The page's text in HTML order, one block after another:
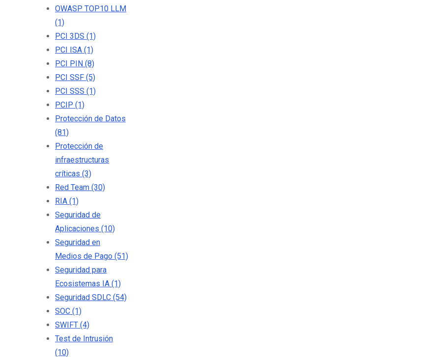
OWASP TOP10 LLM
(1)
PCI 3DS (1)
PCI ISA (1)
PCI PIN (8)
PCI SSF (5)
PCI SSS (1)
PCIP (1)
Protección de Datos
(81)
Protección de
infraestructuras
críticas (3)
Red Team (30)
RIA (1)
Seguridad de
Aplicaciones (10)
Seguridad en
Medios de Pago (51)
Seguridad para
Ecosistemas IA (1)
Seguridad SDLC (54)
SOC (1)
SWIFT (4)
Test de Intrusión
(10)